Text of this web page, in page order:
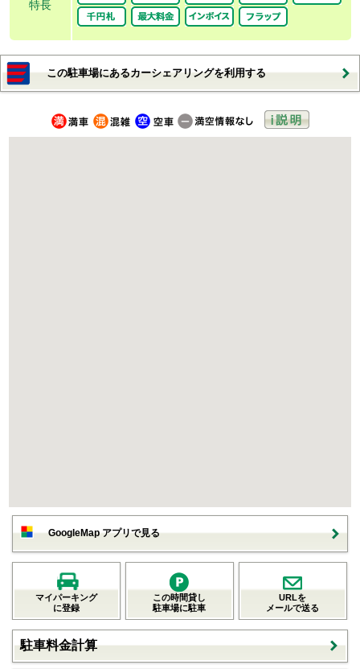
特長
この駐車場にあるカーシェアリングを利用する
GoogleMap アプリで見る
マイパーキング
に登録
この時間貸し
駐車場に駐車
URLを
メールで送る
駐車料金計算